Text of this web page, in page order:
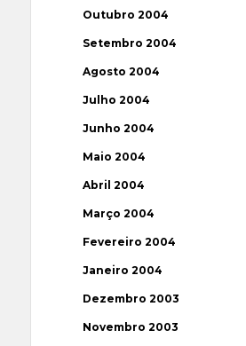
Outubro 2004
Setembro 2004
Agosto 2004
Julho 2004
Junho 2004
Maio 2004
Abril 2004
Março 2004
Fevereiro 2004
Janeiro 2004
Dezembro 2003
Novembro 2003